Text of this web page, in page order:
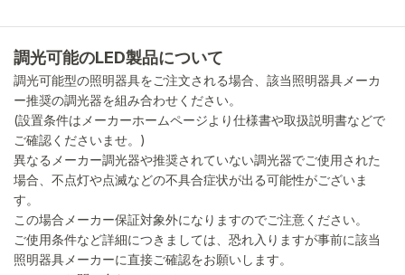
調光可能のLED製品について
調光可能型の照明器具をご注文される場合、該当照明器具メーカ
ー推奨の調光器を組み合わせください。
(設置条件はメーカーホームページより仕様書や取扱説明書などで
ご確認くださいませ。)
異なるメーカー調光器や推奨されていない調光器でご使用された
場合、不点灯や点滅などの不具合症状が出る可能性がございま
す。
この場合メーカー保証対象外になりますのでご注意ください。
ご使用条件など詳細につきましては、恐れ入りますが事前に該当
照明器具メーカーに直接ご確認をお願いします。